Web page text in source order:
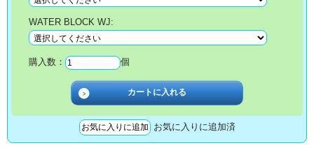
WATER BLOCK WJ:
購入数： 個
お気に入りに追加済